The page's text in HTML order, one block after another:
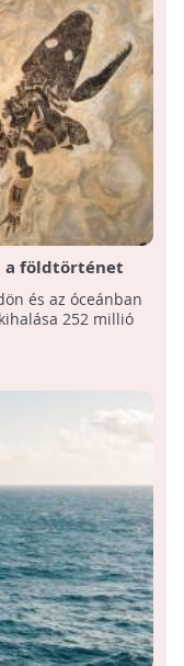
a földtörténet
és az óceánban
252 millió